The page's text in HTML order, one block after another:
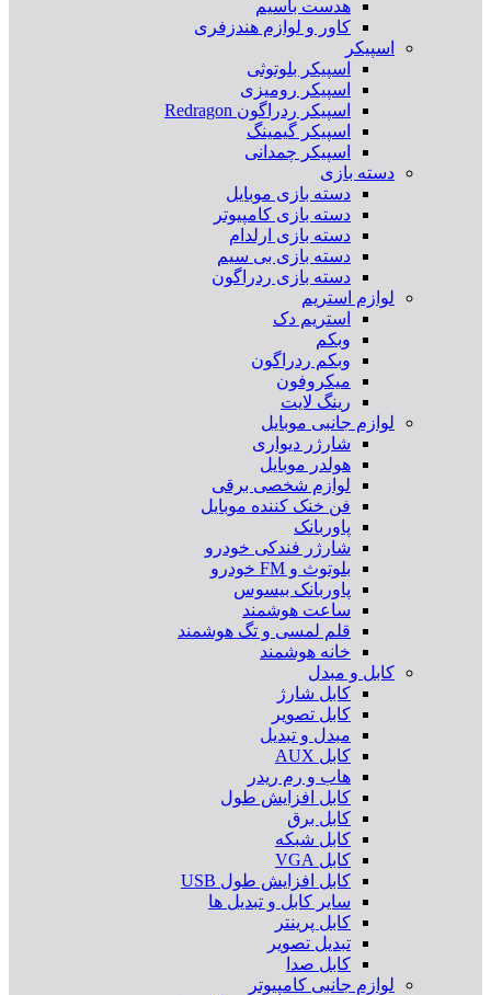
هدست باسیم
کاور و لوازم هندزفری
اسپیکر
اسپیکر بلوتوثی
اسپیکر رومیزی
اسپیکر ردراگون Redragon
اسپیکر گیمینگ
اسپیکر چمدانی
دسته بازی
دسته بازی موبایل
دسته بازی کامپیوتر
دسته بازی ارلدام
دسته بازی بی سیم
دسته بازی ردراگون
لوازم استریم
استریم دک
وبکم
وبکم ردراگون
میکروفون
رینگ لایت
لوازم جانبی موبایل
شارژر دیواری
هولدر موبایل
لوازم شخصی برقی
فن خنک کننده موبایل
پاوربانک
شارژر فندکی خودرو
بلوتوث و FM خودرو
پاوربانک بیسوس
ساعت هوشمند
قلم لمسی و تگ هوشمند
خانه هوشمند
کابل و مبدل
کابل شارژ
کابل تصویر
مبدل و تبدیل
کابل AUX
هاب و رم ریدر
کابل افزایش طول
کابل برق
کابل شبکه
کابل VGA
کابل افزایش طول USB
سایر کابل و تبدیل ها
کابل پرینتر
تبدیل تصویر
کابل صدا
لوازم جانبی کامپیوتر